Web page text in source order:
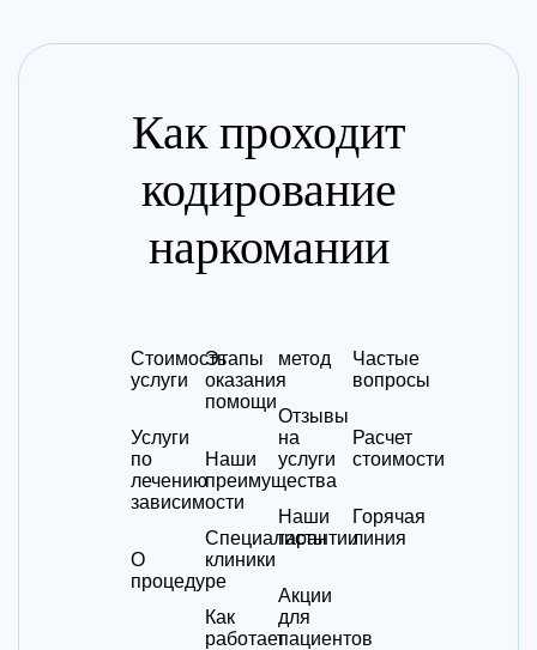
Как проходит
кодирование
наркомании
Стоимость
услуги
Услуги
по
лечению
зависимости
О
процедуре
Этапы
оказания
помощи
Наши
преимущества
Специалисты
клиники
Как
работает
метод
Отзывы
на
услуги
Наши
гарантии
Акции
для
пациентов
Частые
вопросы
Расчет
стоимости
Горячая
линия